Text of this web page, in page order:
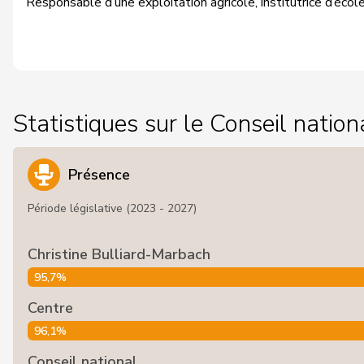
Statistiques sur le Conseil
Présence
Période législative (2023 - 2027)
Christine Bulliard-Marbach
95,7%
Centre
96,1%